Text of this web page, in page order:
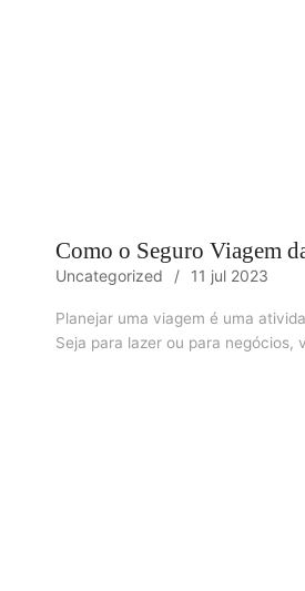
Como o Seguro Viagem
Uncategorized 11 jul 2023
Planejar uma viagem é uma
Seja para lazer ou para negócios,